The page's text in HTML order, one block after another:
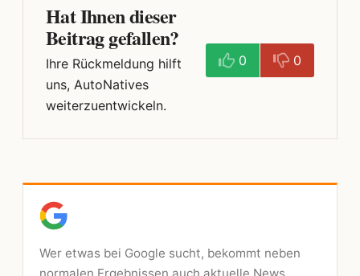
Hat Ihnen dieser
Beitrag gefallen?
Ihre Rückmeldung hilft
uns, AutoNatives
weiterzuentwickeln.
0 0
Wer etwas bei Google sucht, bekommt neben
normalen Ergebnissen auch aktuelle News